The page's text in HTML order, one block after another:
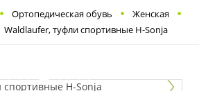
Ортопедическая обувь
Женская
Waldlaufer, туфли спортивные H-Sonja